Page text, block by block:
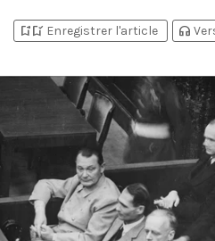
bookmark_addbookmark_added Enregistrer l'article headphones